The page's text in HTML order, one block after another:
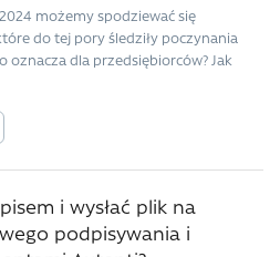
możemy spodziewać się
do tej pory śledziły poczynania
oznacza dla przedsiębiorców? Jak
i wysłać plik na
podpisywania i